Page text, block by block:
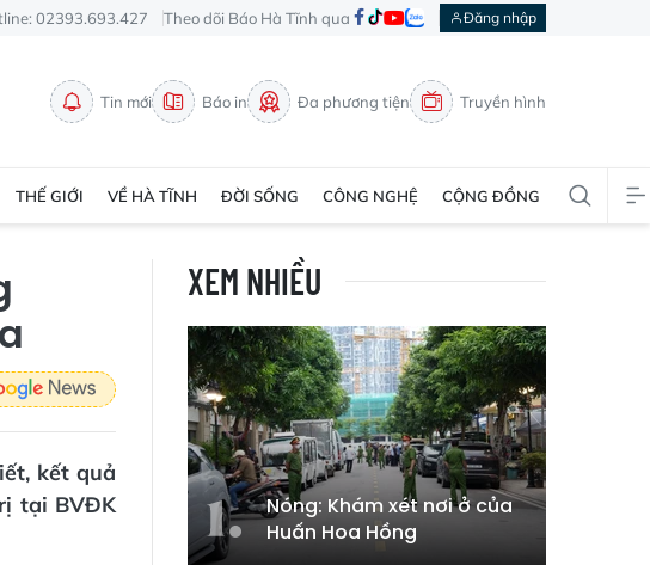
02393.693.427 Theo dõi Báo Hà Tĩnh qua Đăng nhập
Tin mới Báo in Đa phương tiện Truyền hình
THẾ GIỚI VỀ HÀ TĨNH ĐỜI SỐNG CÔNG NGHỆ CỘNG ĐỒNG
kết quả
tại BVĐK
XEM NHIỀU
Nóng: Khám xét nơi ở của
Huấn Hoa Hồng